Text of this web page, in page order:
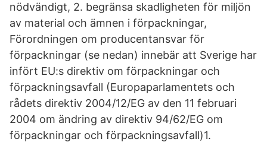
nödvändigt, 2. begränsa skadligheten för miljön
av material och ämnen i förpackningar,
Förordningen om producentansvar för
förpackningar (se nedan) innebär att Sverige har
infört EU:s direktiv om förpackningar och
förpackningsavfall (Europaparlamentets och
rådets direktiv 2004/12/EG av den 11 februari
2004 om ändring av direktiv 94/62/EG om
förpackningar och förpackningsavfall)1.